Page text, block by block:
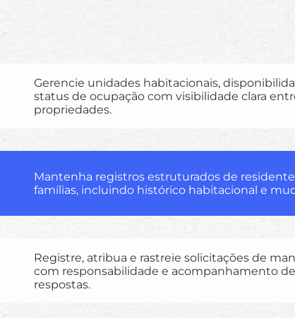
Gerencie unidades habitacionais,
status de ocupação com visibilidade clara
propriedades.
Mantenha registros estruturados de
famílias, incluindo histórico habitacional e
Registre, atribua e rastreie solicitações de
com responsabilidade e acompanhamento de
respostas.